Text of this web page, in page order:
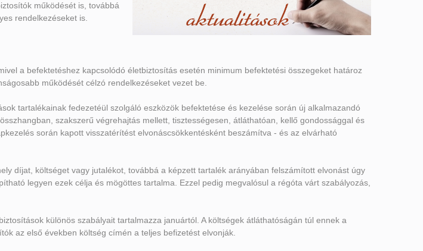
működését is, továbbá
rendelkezéseket is.
a befektetéshez kapcsolódó életbiztosítás esetén minimum befektetési összegeket határoz
működését célzó rendelkezéseket vezet be.
tartalékainak fedezetéül szolgáló eszközök befektetése és kezelése során új alkalmazandó
szakszerű végrehajtás mellett, tisztességesen, átláthatóan, kellő gondossággal és
során kapott visszatérítést elvonáscsökkentésként beszámítva - és az elvárható
díjat, költséget vagy jutalékot, továbbá a képzett tartalék arányában felszámított elvonást úgy
legyen ezek célja és mögöttes tartalma. Ezzel pedig megvalósul a régóta várt szabályozás,
különös szabályait tartalmazza januártól. A költségek átláthatóságán túl ennek a
az első években költség címén a teljes befizetést elvonják.